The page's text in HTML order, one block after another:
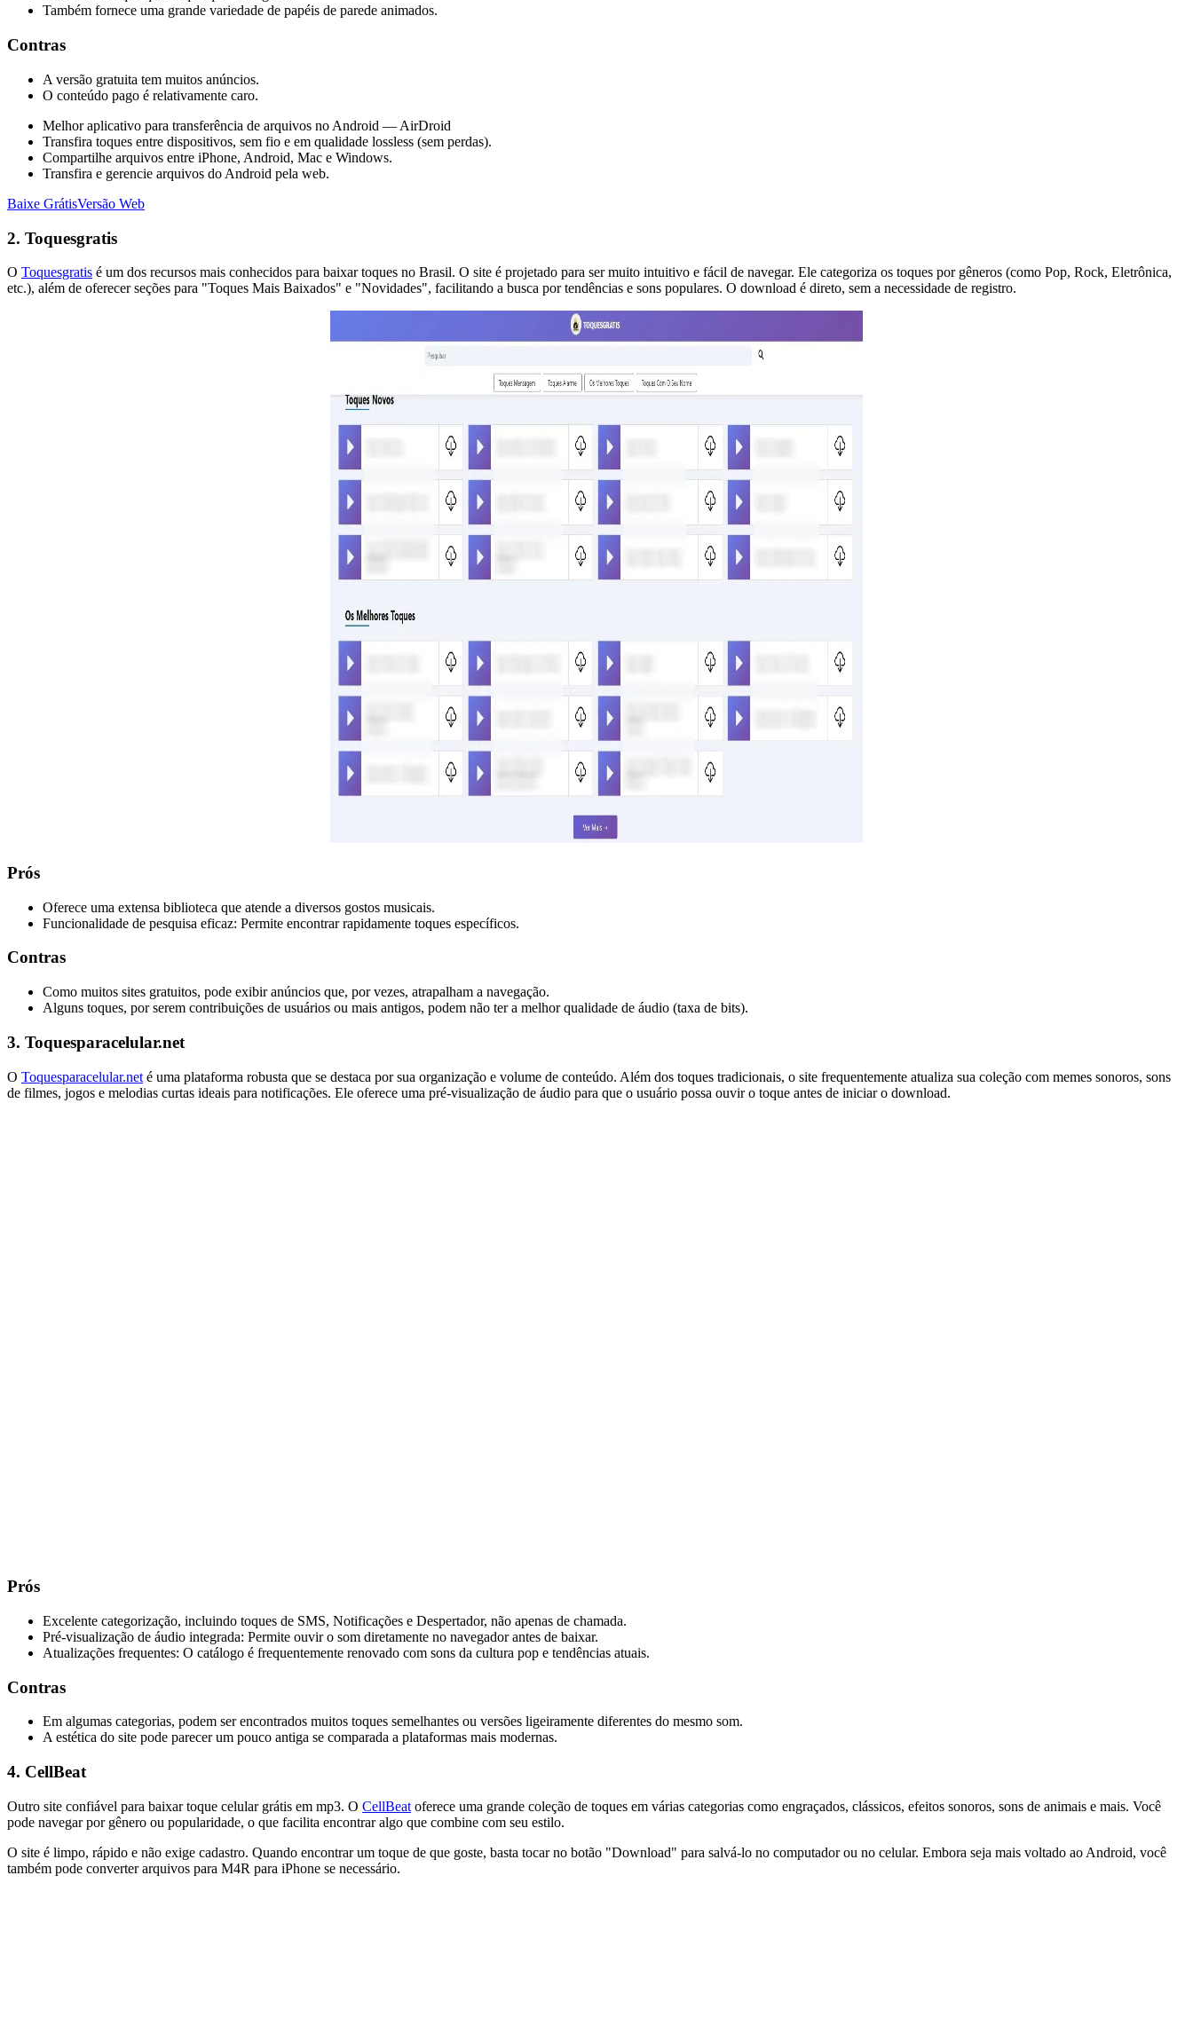
Também fornece uma grande variedade de papéis de parede animados.
Contras
A versão gratuita tem muitos anúncios.
O conteúdo pago é relativamente caro.
Melhor aplicativo para transferência de arquivos no Android — AirDroid
Transfira toques entre dispositivos, sem fio e em qualidade lossless (sem perdas).
Compartilhe arquivos entre iPhone, Android, Mac e Windows.
Transfira e gerencie arquivos do Android pela web.
Baixe GrátisVersão Web
2. Toquesgratis
O Toquesgratis é um dos recursos mais conhecidos para baixar toques no Brasil. O site é projetado para ser muito intuitivo e fácil de navegar. Ele categoriza os toques por gêneros (como Pop, Rock, Eletrônica,
etc.), além de oferecer seções para "Toques Mais Baixados" e "Novidades", facilitando a busca por tendências e sons populares. O download é direto, sem a necessidade de registro.
Prós
Oferece uma extensa biblioteca que atende a diversos gostos musicais.
Funcionalidade de pesquisa eficaz: Permite encontrar rapidamente toques específicos.
Contras
Como muitos sites gratuitos, pode exibir anúncios que, por vezes, atrapalham a navegação.
Alguns toques, por serem contribuições de usuários ou mais antigos, podem não ter a melhor qualidade de áudio (taxa de bits).
3. Toquesparacelular.net
O Toquesparacelular.net é uma plataforma robusta que se destaca por sua organização e volume de conteúdo. Além dos toques tradicionais, o site frequentemente atualiza sua coleção com memes sonoros, sons
de filmes, jogos e melodias curtas ideais para notificações. Ele oferece uma pré-visualização de áudio para que o usuário possa ouvir o toque antes de iniciar o download.
Prós
Excelente categorização, incluindo toques de SMS, Notificações e Despertador, não apenas de chamada.
Pré-visualização de áudio integrada: Permite ouvir o som diretamente no navegador antes de baixar.
Atualizações frequentes: O catálogo é frequentemente renovado com sons da cultura pop e tendências atuais.
Contras
Em algumas categorias, podem ser encontrados muitos toques semelhantes ou versões ligeiramente diferentes do mesmo som.
A estética do site pode parecer um pouco antiga se comparada a plataformas mais modernas.
4. CellBeat
Outro site confiável para baixar toque celular grátis em mp3. O CellBeat oferece uma grande coleção de toques em várias categorias como engraçados, clássicos, efeitos sonoros, sons de animais e mais. Você
pode navegar por gênero ou popularidade, o que facilita encontrar algo que combine com seu estilo.
O site é limpo, rápido e não exige cadastro. Quando encontrar um toque de que goste, basta tocar no botão "Download" para salvá-lo no computador ou no celular. Embora seja mais voltado ao Android, você
também pode converter arquivos para M4R para iPhone se necessário.